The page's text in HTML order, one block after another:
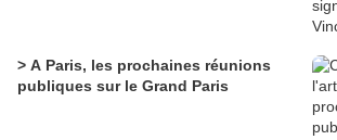
> A Paris, les prochaines réunions
publiques sur le Grand Paris